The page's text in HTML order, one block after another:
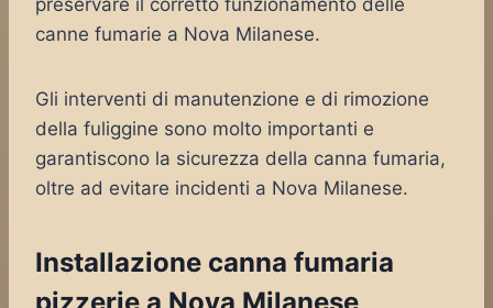
preservare il corretto funzionamento delle
canne fumarie a Nova Milanese.
Gli interventi di manutenzione e di rimozione
della fuliggine sono molto importanti e
garantiscono la sicurezza della canna fumaria,
oltre ad evitare incidenti a Nova Milanese.
Installazione canna fumaria